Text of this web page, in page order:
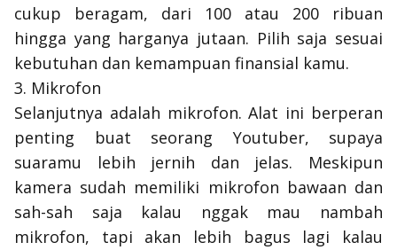
cukup beragam, dari 100 atau 200 ribuan
hingga yang harganya jutaan. Pilih saja sesuai
kebutuhan dan kemampuan finansial kamu.
3. Mikrofon
Selanjutnya adalah mikrofon. Alat ini berperan
penting buat seorang Youtuber, supaya
suaramu lebih jernih dan jelas. Meskipun
kamera sudah memiliki mikrofon bawaan dan
sah-sah saja kalau nggak mau nambah
mikrofon, tapi akan lebih bagus lagi kalau